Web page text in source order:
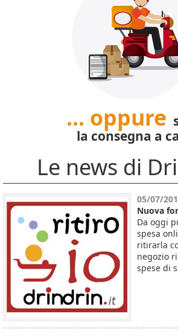
... oppure
la consegna a
Le news di
05/07/
Nuova
Da oggi
spesa
ritirarla
negozio
spese di